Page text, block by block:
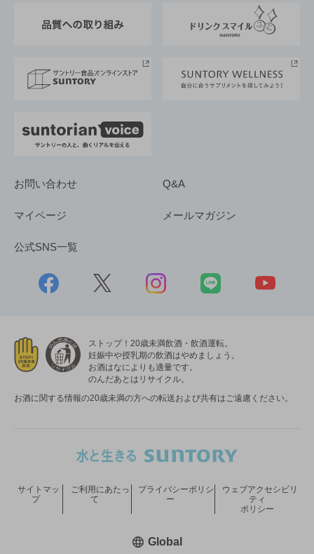
採用情報
お問い合わせ Q&A
マイページ メールマガジン
公式SNS一覧
ストップ！20歳未満飲酒・飲酒運転。
妊娠中や授乳期の飲酒はやめましょう。
お酒はなによりも適量です。
のんだあとはリサイクル。
お酒に関する情報の20歳未満の方への転送および共有はご遠慮ください。
サイトマッ
プ
ご利用にあたっ
て
プライバシーポリシ
ー
ウェブアクセシビリ
ティ
ポリシー
Global新しいウィンドウで開く